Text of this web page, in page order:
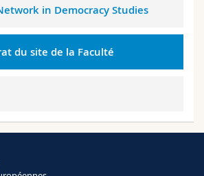
in Democracy Studies
du site de la Faculté